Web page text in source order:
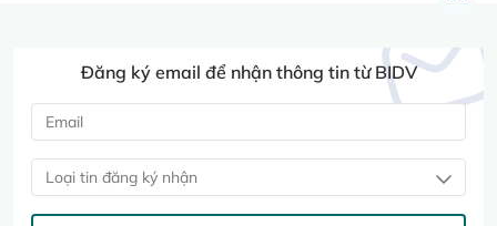
Đăng ký email để nhận thông tin từ BIDV
Loại tin đăng ký nhận